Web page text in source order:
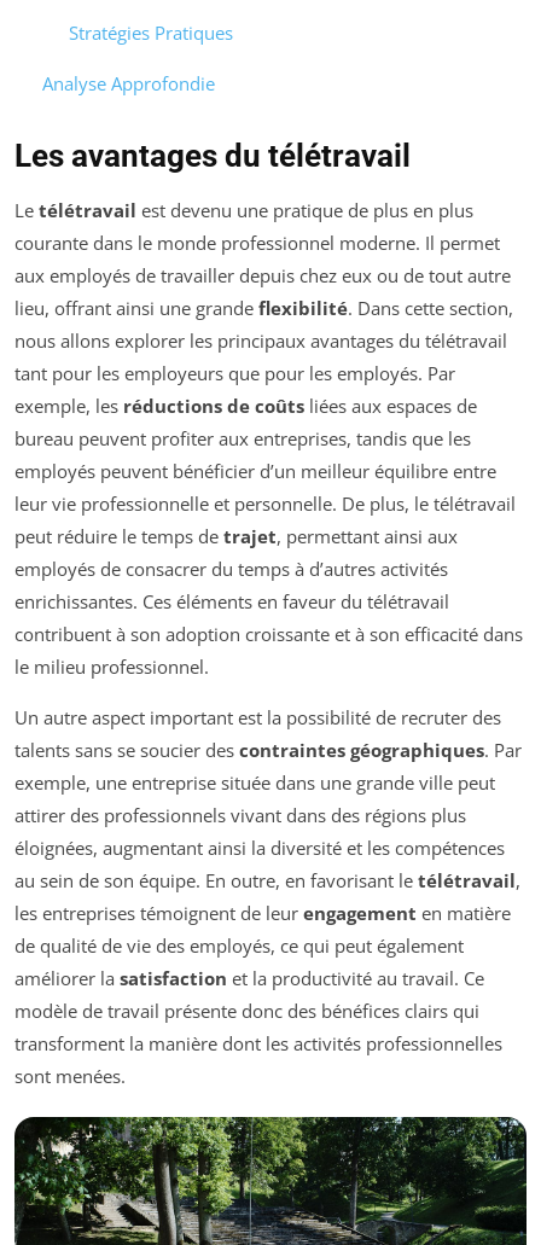
Stratégies Pratiques
Analyse Approfondie
Les avantages du télétravail
Le télétravail est devenu une pratique de plus en plus
courante dans le monde professionnel moderne. Il permet
aux employés de travailler depuis chez eux ou de tout autre
lieu, offrant ainsi une grande flexibilité. Dans cette section,
nous allons explorer les principaux avantages du télétravail
tant pour les employeurs que pour les employés. Par
exemple, les réductions de coûts liées aux espaces de
bureau peuvent profiter aux entreprises, tandis que les
employés peuvent bénéficier d’un meilleur équilibre entre
leur vie professionnelle et personnelle. De plus, le télétravail
peut réduire le temps de trajet, permettant ainsi aux
employés de consacrer du temps à d’autres activités
enrichissantes. Ces éléments en faveur du télétravail
contribuent à son adoption croissante et à son efficacité dans
le milieu professionnel.
Un autre aspect important est la possibilité de recruter des
talents sans se soucier des contraintes géographiques. Par
exemple, une entreprise située dans une grande ville peut
attirer des professionnels vivant dans des régions plus
éloignées, augmentant ainsi la diversité et les compétences
au sein de son équipe. En outre, en favorisant le télétravail,
les entreprises témoignent de leur engagement en matière
de qualité de vie des employés, ce qui peut également
améliorer la satisfaction et la productivité au travail. Ce
modèle de travail présente donc des bénéfices clairs qui
transforment la manière dont les activités professionnelles
sont menées.